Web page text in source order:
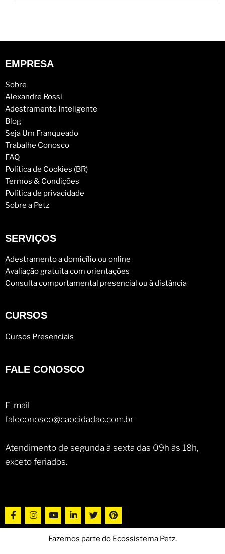
EMPRESA
Sobre
Alexandre Rossi
Adestramento Inteligente
Blog
Seja Um Franqueado
Trabalhe Conosco
FAQ
Política de Cookies (BR)
Termos & Condições
Política de privacidade
Sobre a Petz
SERVIÇOS
Adestramento a domicílio ou online
Avaliação gratuita com orientações
Consulta comportamental presencial ou à distância
CURSOS
Cursos Presenciais
FALE CONOSCO
E-mail
faleconosco@caocidadao.com.br
Atendimento de segunda à sexta das 09h às 18h,
exceto feriados.
Fazemos parte do Ecossistema Petz.